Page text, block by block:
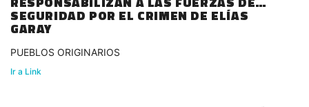
SEGURIDAD POR EL CRIMEN DE ELÍAS
GARAY
PUEBLOS ORIGINARIOS
Ir a Link